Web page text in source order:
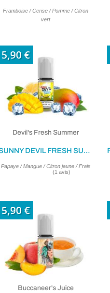
Framboise / Cerise / Pomme / Citron
vert
5,90 €
Devil's Fresh Summer
SUNNY DEVIL FRESH SUMMER 10ML
Papaye / Mangue / Citron jaune / Frais
5,90 €
Buccaneer's Juice